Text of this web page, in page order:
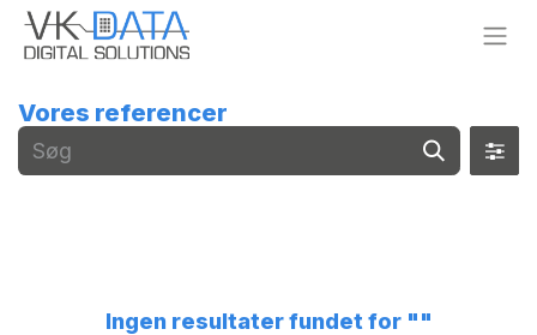
Skip to Content
Vores referencer
Ingen resultater fundet for ""